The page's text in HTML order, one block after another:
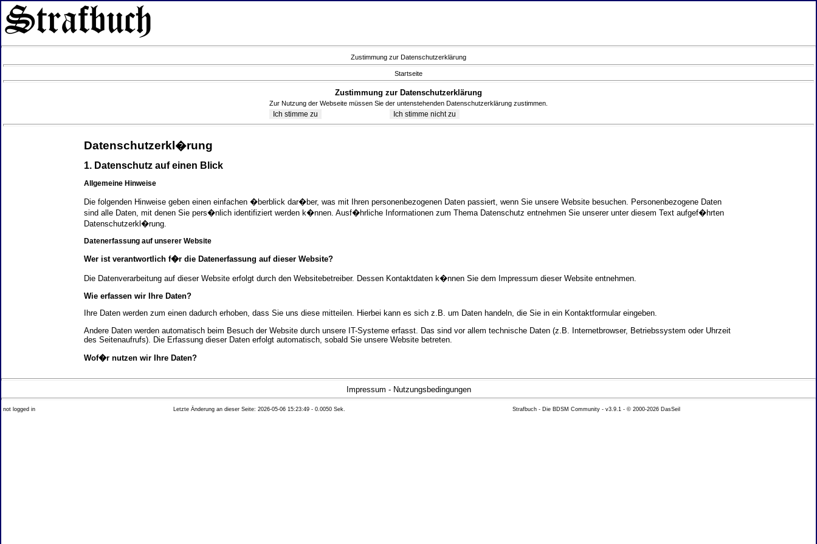
Zustimmung zur Datenschutzerklärung
Startseite
Zustimmung zur Datenschutzerklärung
Zur Nutzung der Webseite müssen Sie der untenstehenden Datenschutzerklärung zustimmen.
Datenschutzerkl�rung
1. Datenschutz auf einen Blick
Allgemeine Hinweise
Die folgenden Hinweise geben einen einfachen �berblick dar�ber, was mit Ihren personenbezogenen Daten passiert, wenn Sie unsere Website besuchen. Personenbezogene Daten
sind alle Daten, mit denen Sie pers�nlich identifiziert werden k�nnen. Ausf�hrliche Informationen zum Thema Datenschutz entnehmen Sie unserer unter diesem Text aufgef�hrten
Datenschutzerkl�rung.
Datenerfassung auf unserer Website
Wer ist verantwortlich f�r die Datenerfassung auf dieser Website?
Die Datenverarbeitung auf dieser Website erfolgt durch den Websitebetreiber. Dessen Kontaktdaten k�nnen Sie dem Impressum dieser Website entnehmen.
Wie erfassen wir Ihre Daten?
Ihre Daten werden zum einen dadurch erhoben, dass Sie uns diese mitteilen. Hierbei kann es sich z.B. um Daten handeln, die Sie in ein Kontaktformular eingeben.
Andere Daten werden automatisch beim Besuch der Website durch unsere IT-Systeme erfasst. Das sind vor allem technische Daten (z.B. Internetbrowser, Betriebssystem oder Uhrzeit
des Seitenaufrufs). Die Erfassung dieser Daten erfolgt automatisch, sobald Sie unsere Website betreten.
Wof�r nutzen wir Ihre Daten?
Ein Teil der Daten wird erhoben, um eine fehlerfreie Bereitstellung der Website zu gew�hrleisten. Andere Daten k�nnen zur Analyse Ihres Nutzerverhaltens verwendet werden.
Welche Rechte haben Sie bez�glich Ihrer Daten?
Sie haben jederzeit das Recht unentgeltlich Auskunft �ber Herkunft, Empf�nger und Zweck Ihrer gespeicherten personenbezogenen Daten zu erhalten. Sie haben au�erdem ein
Impressum - Nutzungsbedingungen
not logged in Letzte Änderung an dieser Seite: 2026-05-06 15:23:49 - 0.0050 Sek. Strafbuch - Die BDSM Community - v3.9.1 - © 2000-2026 DasSeil